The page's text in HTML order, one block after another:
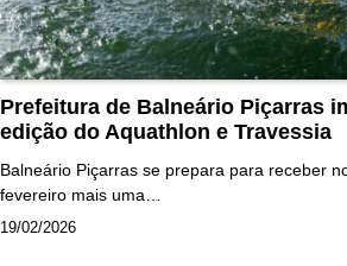
Prefeitura de Balneário Piçarras
edição do Aquathlon e Travessia
Balneário Piçarras se prepara para receber
fevereiro mais uma…
19/02/2026